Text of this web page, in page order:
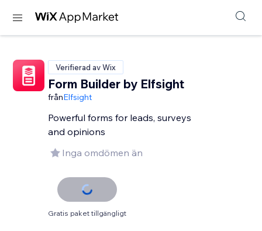
Verifierad av Wix
Form Builder by Elfsight
frånElfsight
Powerful forms for leads, surveys
and opinions
Inga omdömen än
Gratis paket tillgängligt